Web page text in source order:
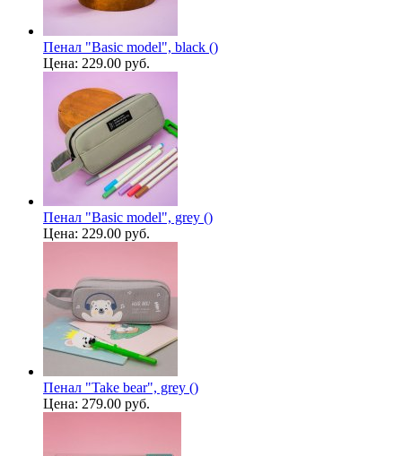
Пенал "Basic model", black ()
Цена: 229.00 руб.
Пенал "Basic model", grey ()
Цена: 229.00 руб.
Пенал "Take bear", grey ()
Цена: 279.00 руб.